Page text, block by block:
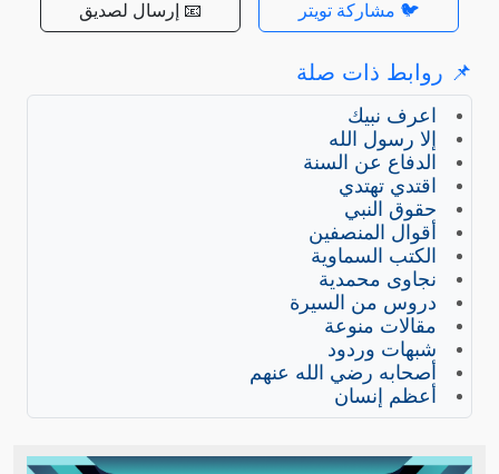
🐦 مشاركة تويتر 📧 إرسال لصديق
📌 روابط ذات صلة
اعرف نبيك
إلا رسول الله
الدفاع عن السنة
اقتدي تهتدي
حقوق النبي
أقوال المنصفين
الكتب السماوية
نجاوى محمدية
دروس من السيرة
مقالات منوعة
شبهات وردود
أصحابه رضي الله عنهم
أعظم إنسان